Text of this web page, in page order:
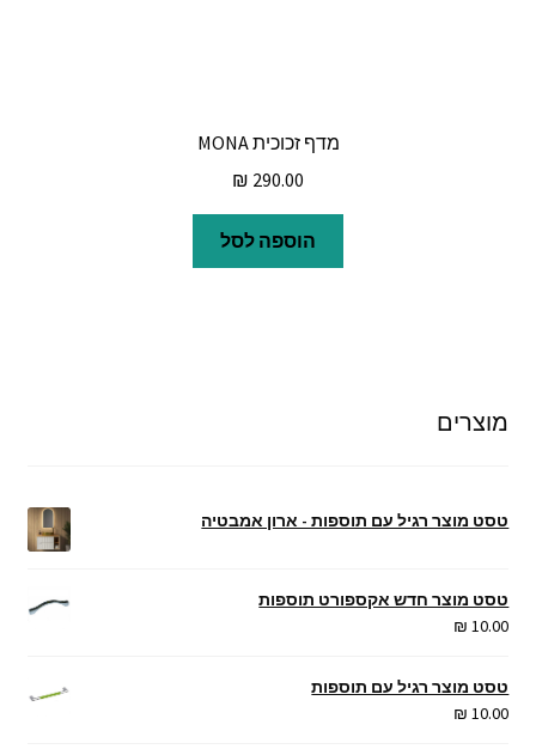
מדף זכוכית MONA
₪ 290.00
הוספה לסל
מוצרים
טסט מוצר רגיל עם תוספות - ארון אמבטיה
טסט מוצר חדש אקספורט תוספות
₪ 10.00
טסט מוצר רגיל עם תוספות
₪ 10.00